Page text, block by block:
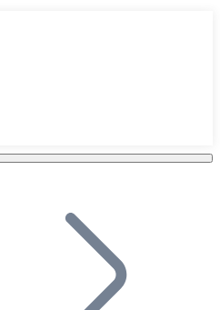
en tu plataforma.
en tu negocio y permite que